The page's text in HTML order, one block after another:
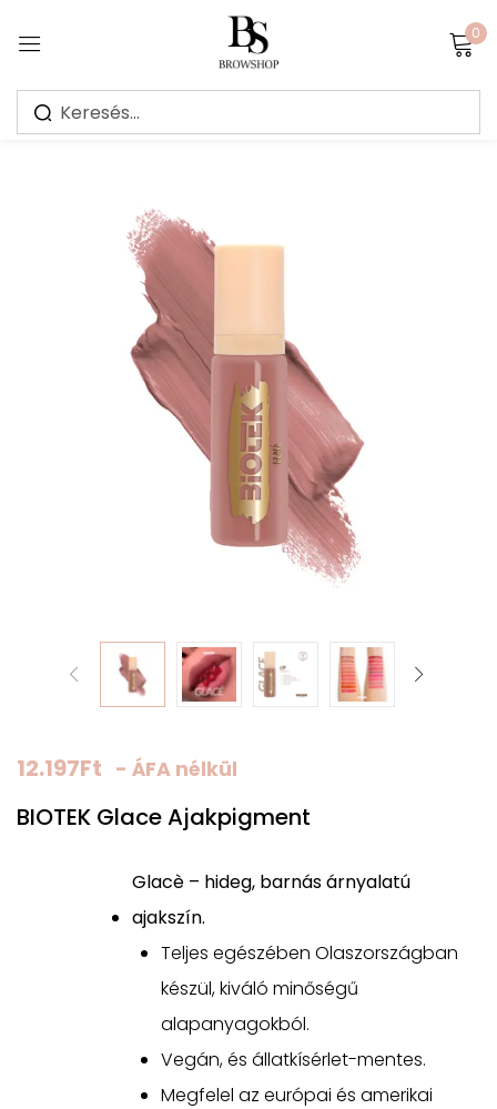
0
12.197Ft - ÁFA nélkül
BIOTEK Glace Ajakpigment
Glacè – hideg, barnás árnyalatú
ajakszín.
Teljes egészében Olaszországban
készül, kiváló minőségű
alapanyagokból.
Vegán, és állatkísérlet-mentes.
Megfelel az európai és amerikai
Sign in
Jegyezz meg
Create an account